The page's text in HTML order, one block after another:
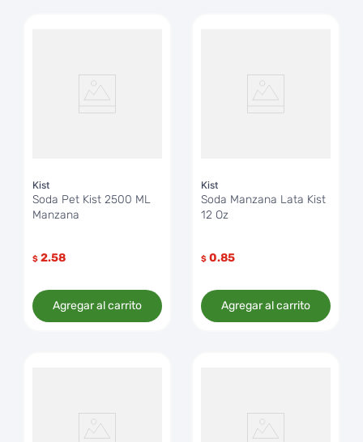
Kist
Soda Pet Kist 2500 ML
Manzana
$ 2.58
Agregar al carrito
Kist
Soda Manzana Lata Kist
12 Oz
$ 0.85
Agregar al carrito